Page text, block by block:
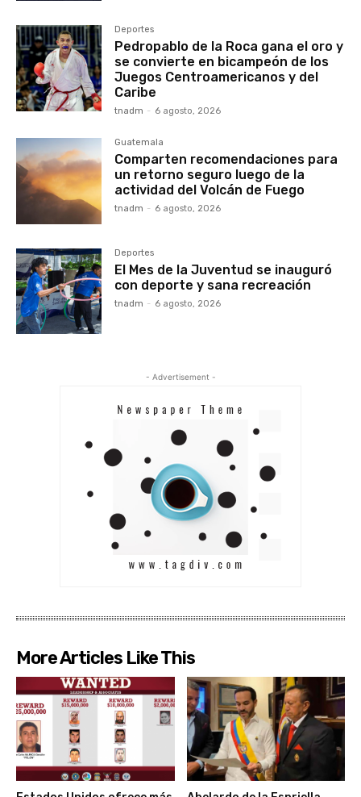
Deportes
Pedropablo de la Roca gana el oro y
se convierte en bicampeón de los
Juegos Centroamericanos y del
Caribe
tnadm - 6 agosto, 2026
Guatemala
Comparten recomendaciones para
un retorno seguro luego de la
actividad del Volcán de Fuego
tnadm - 6 agosto, 2026
Deportes
El Mes de la Juventud se inauguró
con deporte y sana recreación
tnadm - 6 agosto, 2026
- Advertisement -
More Articles Like This